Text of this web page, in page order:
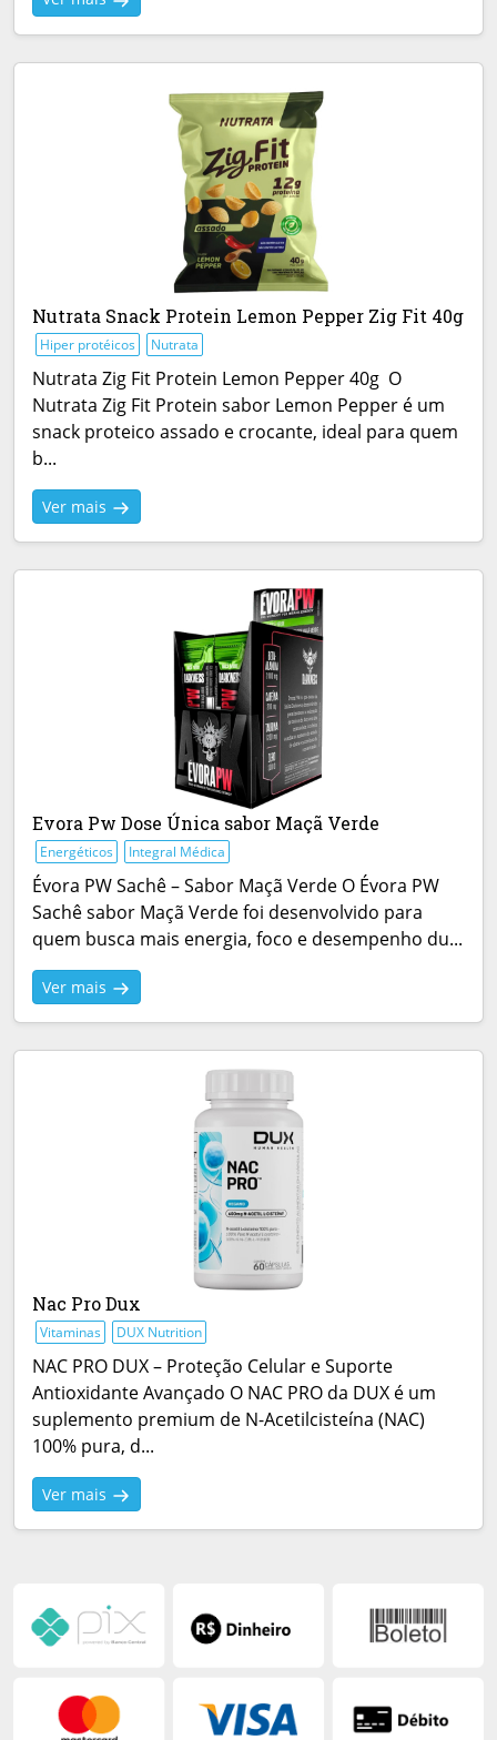
Nutrata Snack Protein Lemon Pepper Zig Fit 40g
Hiper protéicos Nutrata
Nutrata Zig Fit Protein Lemon Pepper 40g O
Nutrata Zig Fit Protein sabor Lemon Pepper é um
snack proteico assado e crocante, ideal para quem
b...
Ver mais
Evora Pw Dose Única sabor Maçã Verde
Energéticos Integral Médica
Évora PW Sachê – Sabor Maçã Verde O Évora PW
Sachê sabor Maçã Verde foi desenvolvido para
quem busca mais energia, foco e desempenho du...
Ver mais
Nac Pro Dux
Vitaminas DUX Nutrition
NAC PRO DUX – Proteção Celular e Suporte
Antioxidante Avançado O NAC PRO da DUX é um
suplemento premium de N-Acetilcisteína (NAC)
100% pura, d...
Ver mais